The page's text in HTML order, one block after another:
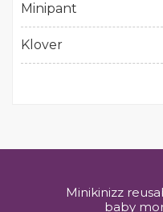
Minipant
Klover
Minikinizz
baby